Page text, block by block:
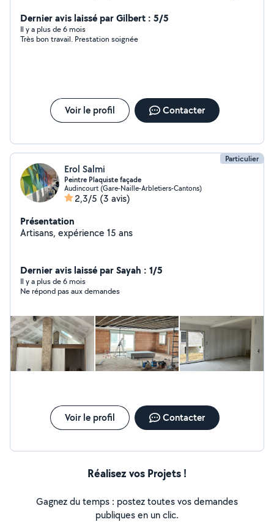
peinture etc ) n hesiter pas a me contacter pour plus de
renseignement . A bientôt
Dernier avis laissé par Gilbert : 5/5
Il y a plus de 6 mois
Très bon travail. Prestation soignée
Voir le profil Contacter
Particulier
Erol Salmi
Peintre Plaquiste façade
Audincourt (Gare-Naille-Arbletiers-Cantons)
2,3/5 (3 avis)
Présentation
Artisans, expérience 15 ans
Dernier avis laissé par Sayah : 1/5
Il y a plus de 6 mois
Ne répond pas aux demandes
Voir le profil Contacter
Réalisez vos Projets !
Gagnez du temps : postez toutes vos demandes
publiques en un clic.